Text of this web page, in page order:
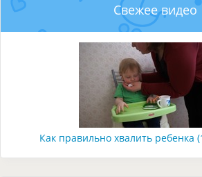
Свежее видео
Как правильно хвалить ребенка